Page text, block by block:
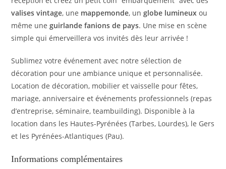
valises vintage, une mappemonde, unglobe lumineux ou
même uneguirlande fanions de pays. Une mise en scène
simple qui émerveillera vos invités dès leur arrivée !
Sublimez votre événement avec notre sélection de
décoration pour une ambiance unique et personnalisée.
Location de décoration, mobilier et vaisselle pour fêtes,
mariage, anniversaire et événements professionnels (repas
d’entreprise, séminaire, teambuilding). Disponible à la
location dans les Hautes-Pyrénées (Tarbes, Lourdes), le Gers
et les Pyrénées-Atlantiques (Pau).
Informations complémentaires